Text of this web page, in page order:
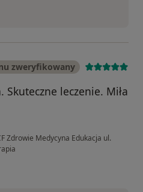
zweryfikowany
leczenie. Miła
Zdrowie Medycyna Edukacja ul.